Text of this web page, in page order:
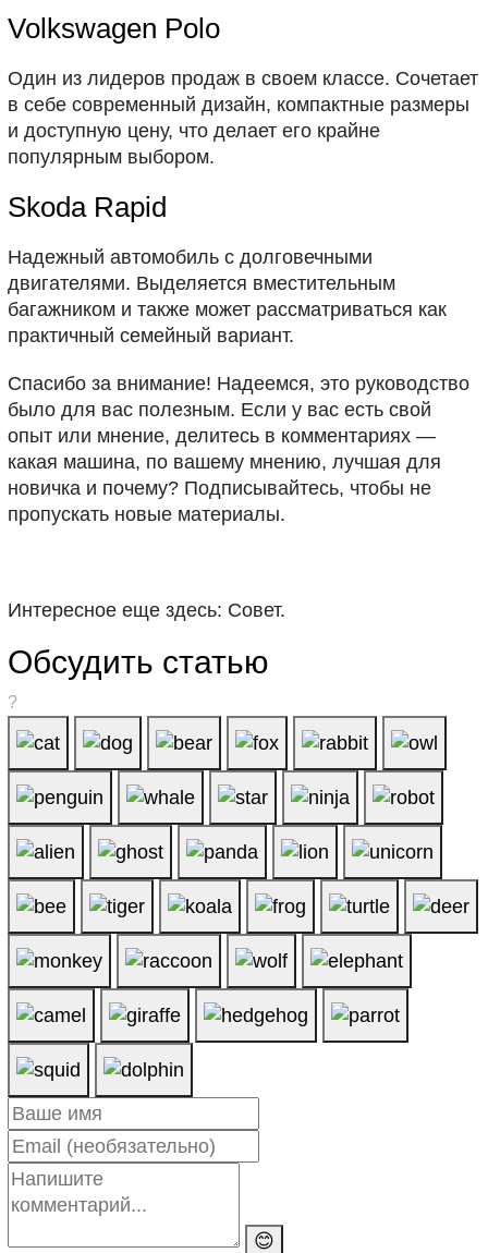
Volkswagen Polo
Один из лидеров продаж в своем классе. Сочетает
в себе современный дизайн, компактные размеры
и доступную цену, что делает его крайне
популярным выбором.
Skoda Rapid
Надежный автомобиль с долговечными
двигателями. Выделяется вместительным
багажником и также может рассматриваться как
практичный семейный вариант.
Спасибо за внимание! Надеемся, это руководство
было для вас полезным. Если у вас есть свой
опыт или мнение, делитесь в комментариях —
какая машина, по вашему мнению, лучшая для
новичка и почему? Подписывайтесь, чтобы не
пропускать новые материалы.
Интересное еще здесь: Совет.
Обсудить статью
?
😊